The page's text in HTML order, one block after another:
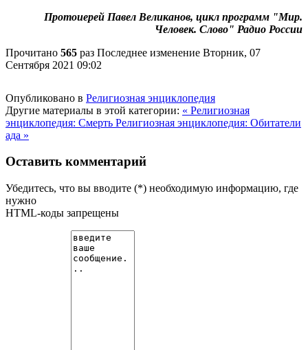
Протоиерей Павел Великанов, цикл программ "Мир.
Человек. Слово" Радио России
Прочитано 565 раз Последнее изменение Вторник, 07
Сентября 2021 09:02
Опубликовано в Религиозная энциклопедия
Другие материалы в этой категории: « Религиозная
энциклопедия: Смерть Религиозная энциклопедия: Обитатели
ада »
Оставить комментарий
Убедитесь, что вы вводите (*) необходимую информацию, где
нужно
HTML-коды запрещены